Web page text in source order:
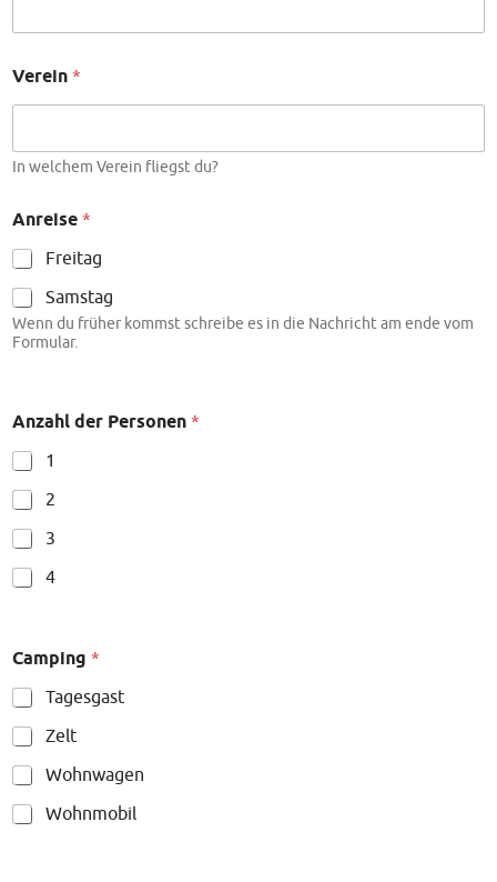
Verein *
In welchem Verein fliegst du?
Anreise *
Freitag
Samstag
Wenn du früher kommst schreibe es in die Nachricht am ende vom
Formular.
Anzahl der Personen *
1
2
3
4
Camping *
Tagesgast
Zelt
Wohnwagen
Wohnmobil